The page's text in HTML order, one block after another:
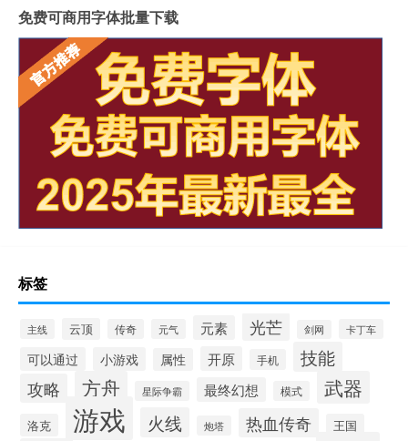
免费可商用字体批量下载
标签
主线 云顶 传奇 元气 元素 光芒 剑网 卡丁车
可以通过 小游戏 属性 开原 手机 技能
攻略 方舟 星际争霸 最终幻想 模式 武器
洛克 游戏 火线 炮塔 热血传奇 王国